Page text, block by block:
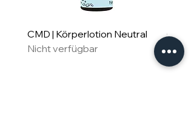
CMD | Körperlotion Neutral
Nicht verfügbar
CMD
Neutral